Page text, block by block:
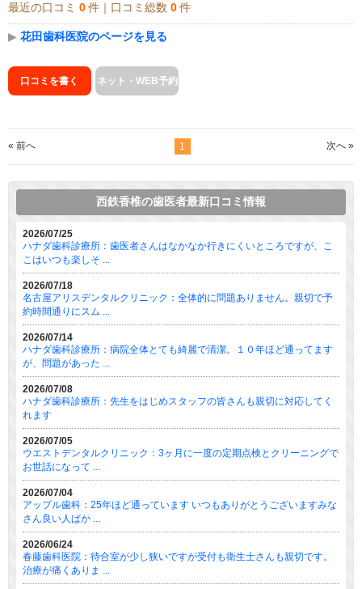
最近の口コミ 0 件｜口コミ総数 0 件
▶ 花田歯科医院のページを見る
口コミを書く ネット・WEB予約
« 前へ 1 次へ »
西鉄香椎の歯医者最新口コミ情報
2026/07/25
ハナダ歯科診療所：歯医者さんはなかなか行きにくいところですが、こ
こはいつも楽しそ ...
2026/07/18
名古屋アリスデンタルクリニック：全体的に問題ありません。親切で予
約時間通りにスム ...
2026/07/14
ハナダ歯科診療所：病院全体とても綺麗で清潔。１０年ほど通ってます
が、問題があった ...
2026/07/08
ハナダ歯科診療所：先生をはじめスタッフの皆さんも親切に対応してく
れます
2026/07/05
ウエストデンタルクリニック：3ヶ月に一度の定期点検とクリーニングで
お世話になって ...
2026/07/04
アップル歯科：25年ほど通っています いつもありがとうございますみな
さん良い人ばか ...
2026/06/24
春藤歯科医院：待合室が少し狭いですが受付も衛生士さんも親切です。
治療が痛くありま ...